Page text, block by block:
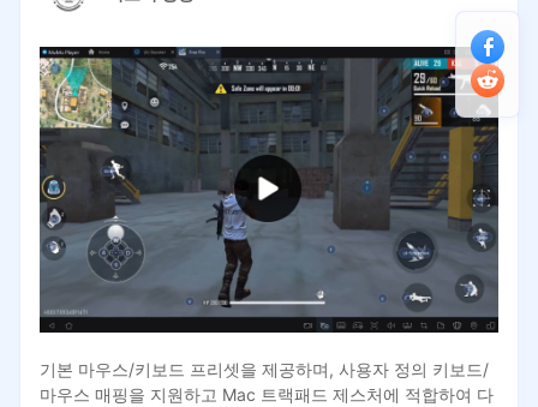
기본 마우스/키보드 프리셋을 제공하며, 사용자 정의 키보드/
마우스 매핑을 지원하고 Mac 트랙패드 제스처에 적합하여 다